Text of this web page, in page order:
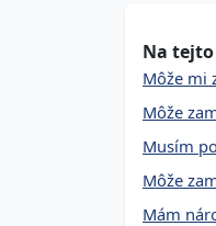
Na
Môže mi
Môže
Musím
Môže
Mám